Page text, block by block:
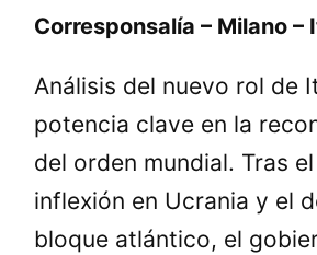
Corresponsalía – Milano –
Análisis del nuevo rol de
potencia clave en la
del orden mundial. Tras
inflexión en Ucrania y el
bloque atlántico, el